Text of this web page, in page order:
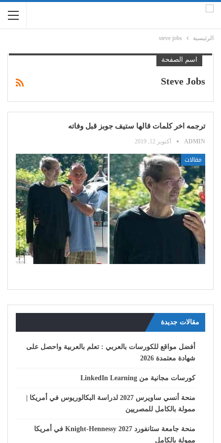
الرئيسية steve jobs
اسم الصفحة
Steve Jobs
ترجمه اخر كلمات قالها ستيف جوبز قبل وفاته
ADMIN أكتوبر 12, 2019
مقالات
مقالات جديدة
أفضل مواقع للكورسات بالعربي : تعلم بالعربية واحصل على
شهادة معتمدة 2026
كورسات مجانية من LinkedIn Learning
منحة أنسي ساويرس 2027 لدراسة البكالوريوس في أمريكا |
ممولة بالكامل للمصريين
منحة جامعة ستانفورد Knight-Hennessy 2027 في أمريكا
ممولة بالكامل